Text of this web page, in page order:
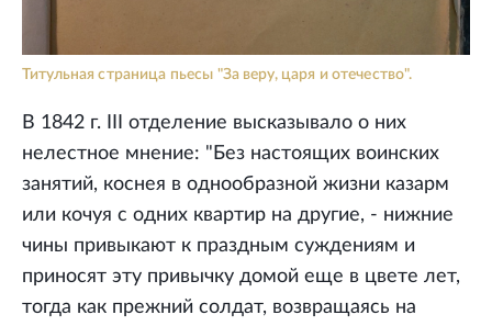
Титульная страница пьесы "За веру, царя и отечество".
В 1842 г. III отделение высказывало о них
нелестное мнение: "Без настоящих воинских
занятий, коснея в однообразной жизни казарм
или кочуя с одних квартир на другие, - нижние
чины привыкают к праздным суждениям и
приносят эту привычку домой еще в цвете лет,
тогда как прежний солдат, возвращаясь на